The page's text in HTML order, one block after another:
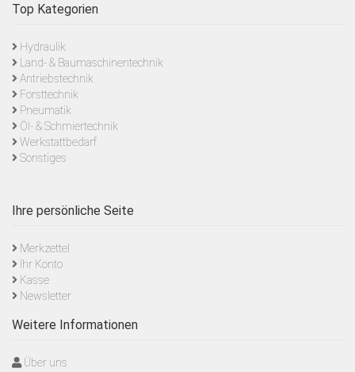
Top Kategorien
Hydraulik
Land- & Baumaschinentechnik
Antriebstechnik
Forsttechnik
Pneumatik
Öl- & Schmiertechnik
Werkstattbedarf
Sonstiges
Ihre persönliche Seite
Merkzettel
Ihr Konto
Kasse
Newsletter
Weitere Informationen
Über uns